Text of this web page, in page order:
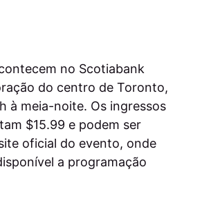
no Scotiabank
do centro de Toronto,
à meia-noite. Os ingressos
$15.99 e podem ser
oficial do evento, onde
a programação